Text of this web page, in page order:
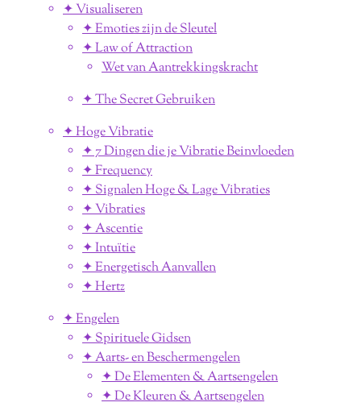
✦ Visualiseren
✦ Emoties zijn de Sleutel
✦ Law of Attraction
Wet van Aantrekkingskracht
✦ The Secret Gebruiken
✦ Hoge Vibratie
✦ 7 Dingen die je Vibratie Beinvloeden
✦ Frequency
✦ Signalen Hoge & Lage Vibraties
✦ Vibraties
✦ Ascentie
✦ Intuïtie
✦ Energetisch Aanvallen
✦ Hertz
✦ Engelen
✦ Spirituele Gidsen
✦ Aarts- en Beschermengelen
✦ De Elementen & Aartsengelen
✦ De Kleuren & Aartsengelen